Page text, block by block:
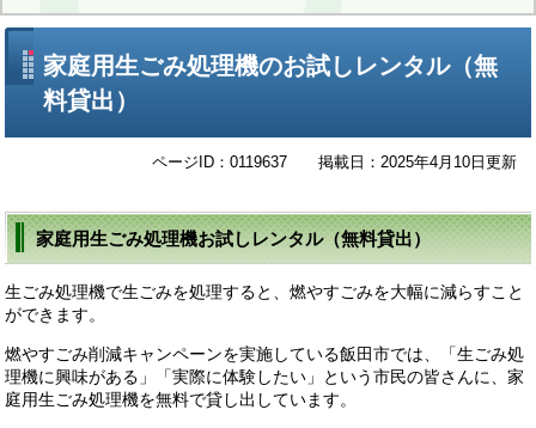
本
家庭用生ごみ処理機のお試しレンタル（無
料貸出）
ページID：0119637 掲載日：2025年4月10日更新
家庭用生ごみ処理機お試しレンタル（無料貸出）
生ごみ処理機で生ごみを処理すると、燃やすごみを大幅に減らすこと
ができます。
燃やすごみ削減キャンペーンを実施している飯田市では、「生ごみ処
理機に興味がある」「実際に体験したい」という市民の皆さんに、家
庭用生ごみ処理機を無料で貸し出しています。